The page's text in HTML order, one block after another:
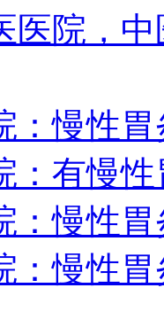
医院，
：慢性
：有慢
：慢性
：慢性